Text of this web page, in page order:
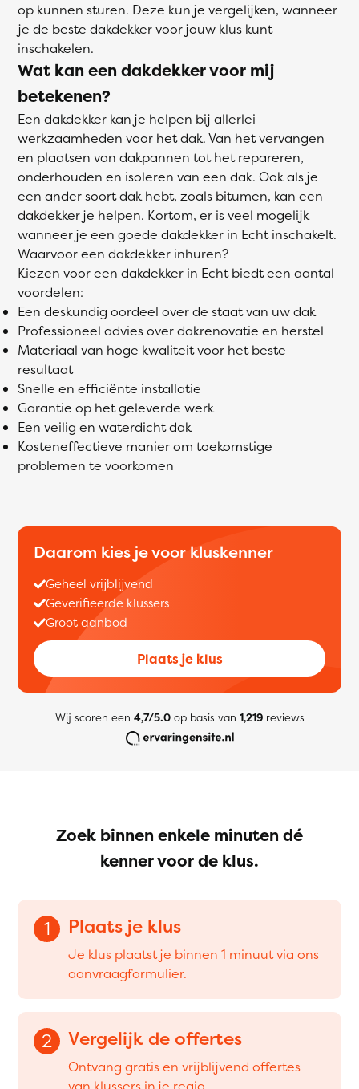
op kunnen sturen. Deze kun je vergelijken, wanneer
je de beste dakdekker voor jouw klus kunt
inschakelen.
Wat kan een dakdekker voor mij
betekenen?
Een dakdekker kan je helpen bij allerlei
werkzaamheden voor het dak. Van het vervangen
en plaatsen van dakpannen tot het repareren,
onderhouden en isoleren van een dak. Ook als je
een ander soort dak hebt, zoals bitumen, kan een
dakdekker je helpen. Kortom, er is veel mogelijk
wanneer je een goede dakdekker in Echt inschakelt.
Waarvoor een dakdekker inhuren?
Kiezen voor een dakdekker in Echt biedt een aantal
voordelen:
Een deskundig oordeel over de staat van uw dak
Professioneel advies over dakrenovatie en herstel
Materiaal van hoge kwaliteit voor het beste
resultaat
Snelle en efficiënte installatie
Garantie op het geleverde werk
Een veilig en waterdicht dak
Kosteneffectieve manier om toekomstige
problemen te voorkomen
Daarom kies je voor kluskenner
Geheel vrijblijvend
Geverifieerde klussers
Groot aanbod
Plaats je klus
Wij scoren een 4,7/5.0op basis van 1,219reviews
Zoek binnen enkele minuten dé
kenner voor de klus.
1 Plaats je klus
Je klus plaatst je binnen 1 minuut via ons
aanvraagformulier.
2 Vergelijk de offertes
Ontvang gratis en vrijblijvend offertes